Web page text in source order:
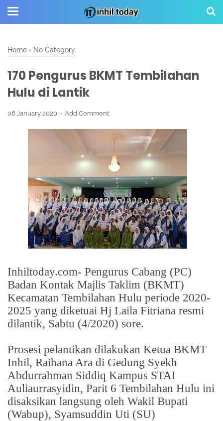
Home › No Category
170 Pengurus BKMT Tembilahan
Hulu di Lantik
06 January 2020 Add Comment
Inhiltoday.com- Pengurus Cabang (PC)
Badan Kontak Majlis Taklim (BKMT)
Kecamatan Tembilahan Hulu periode 2020-
2025 yang diketuai Hj Laila Fitriana resmi
dilantik, Sabtu (4/2020) sore.
Prosesi pelantikan dilakukan Ketua BKMT
Inhil, Raihana Ara di Gedung Syekh
Abdurrahman Siddiq Kampus STAI
Auliaurrasyidin, Parit 6 Tembilahan Hulu ini
disaksikan langsung oleh Wakil Bupati
(Wabup), Syamsuddin Uti (SU)